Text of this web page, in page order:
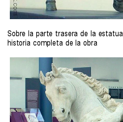
Sobre la parte trasera de la
historia completa de la obra